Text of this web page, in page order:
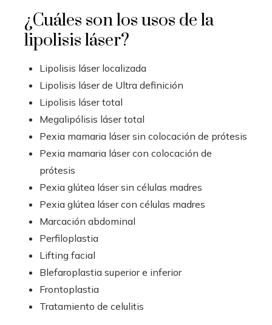
¿Cuáles son los usos de la
lipolisis láser?
Lipolisis láser localizada
Lipolisis láser de Ultra definición
Lipolisis láser total
Megalipólisis láser total
Pexia mamaria láser sin colocación de prótesis
Pexia mamaria láser con colocación de
prótesis
Pexia glútea láser sin células madres
Pexia glútea láser con células madres
Marcación abdominal
Perfiloplastia
Lifting facial
Blefaroplastia superior e inferior
Frontoplastia
Tratamiento de celulitis